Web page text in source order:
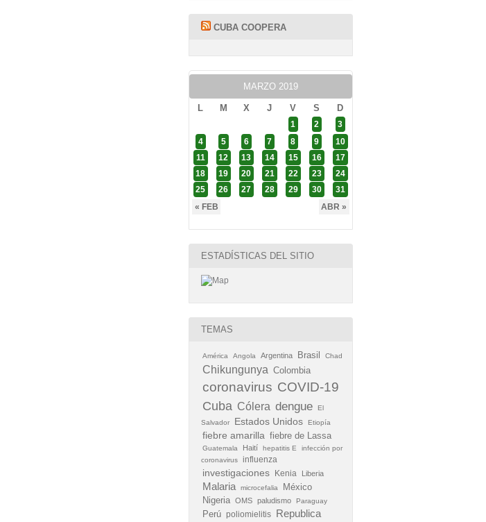
CUBA COOPERA
MARZO 2019
L M X J V S D
« FEB ABR »
1 2
3
4
5 6 7 8 9
10
11
12 13 14 15 16
17
18
19 20 21 22 23
24
25
26 27 28 29 30 31
ESTADÍSTICAS DEL SITIO
TEMAS
América Angola Argentina Brasil Chad
Chikungunya Colombia
coronavirus COVID-19
Cuba Cólera dengue
El
Salvador
Estados Unidos Etiopía
fiebre amarilla fiebre de Lassa
Guatemala Haití hepatitis E
infección por
coronavirus
influenza
investigaciones Kenia Liberia
Malaria microcefalia México
Nigeria OMS paludismo Paraguay
Perú poliomielitis
Republica